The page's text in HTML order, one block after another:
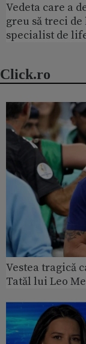
Vedeta care a
greu să treci
specialist de
Click.ro
Vestea tragică
Tatăl lui Leo